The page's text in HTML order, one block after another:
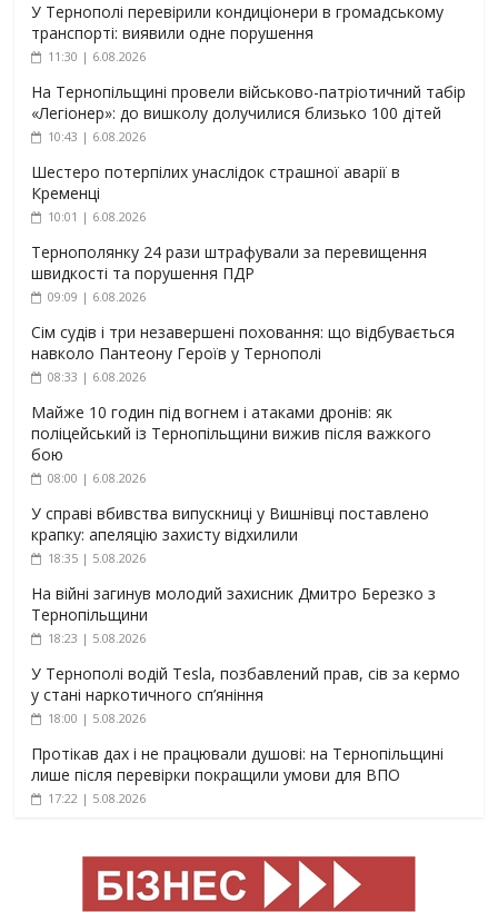
У Тернополі перевірили кондиціонери в громадському
транспорті: виявили одне порушення
11:30 | 6.08.2026
На Тернопільщині провели військово-патріотичний табір
«Легіонер»: до вишколу долучилися близько 100 дітей
10:43 | 6.08.2026
Шестеро потерпілих унаслідок страшної аварії в
Кременці
10:01 | 6.08.2026
Тернополянку 24 рази штрафували за перевищення
швидкості та порушення ПДР
09:09 | 6.08.2026
Сім судів і три незавершені поховання: що відбувається
навколо Пантеону Героїв у Тернополі
08:33 | 6.08.2026
Майже 10 годин під вогнем і атаками дронів: як
поліцейський із Тернопільщини вижив після важкого
бою
08:00 | 6.08.2026
У справі вбивства випускниці у Вишнівці поставлено
крапку: апеляцію захисту відхилили
18:35 | 5.08.2026
На війні загинув молодий захисник Дмитро Березко з
Тернопільщини
18:23 | 5.08.2026
У Тернополі водій Tesla, позбавлений прав, сів за кермо
у стані наркотичного сп’яніння
18:00 | 5.08.2026
Протікав дах і не працювали душові: на Тернопільщині
лише після перевірки покращили умови для ВПО
17:22 | 5.08.2026